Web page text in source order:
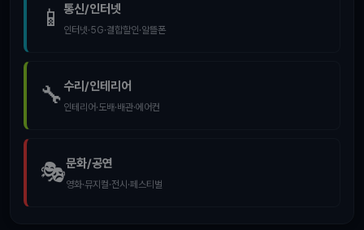
📱 통신/인터넷
인터넷·5G·결합할인·알뜰폰
🔧 수리/인테리어
인테리어·도배·배관·에어컨
🎭문화/공연
영화·뮤지컬·전시·페스티벌